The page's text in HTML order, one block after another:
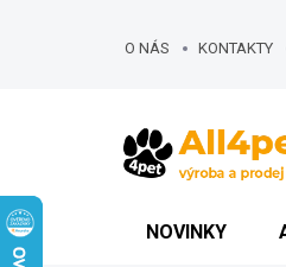
O NÁS KONTAKTY
NOVINKY